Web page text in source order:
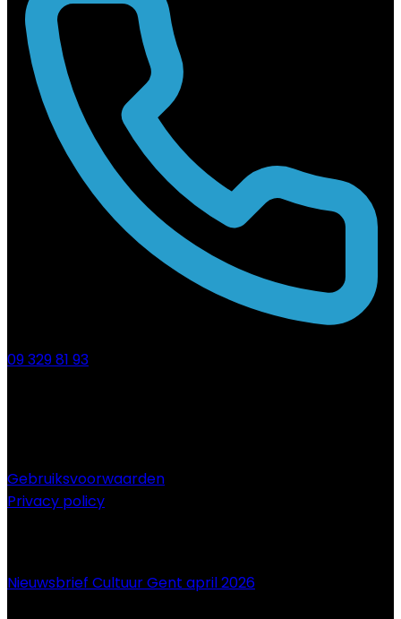
09 329 81 93
Gebruiksvoorwaarden
Privacy policy
Nieuwsbrief Cultuur Gent april 2026